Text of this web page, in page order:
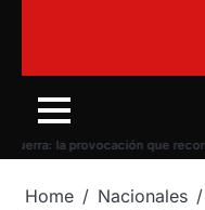
la provocación que recorre
Home
Nacionales